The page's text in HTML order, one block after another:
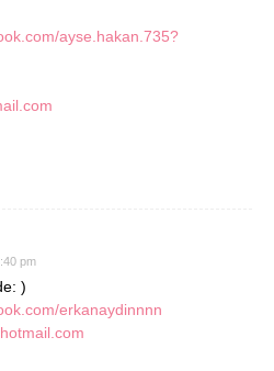
ayse.hakan.735?
pm
)
erkanaydinnnn